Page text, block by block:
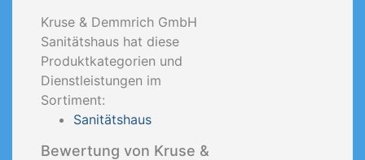
Kruse & Demmrich GmbH
Sanitätshaus hat diese
Produktkategorien und
Dienstleistungen im
Sortiment:
Sanitätshaus
Bewertung von Kruse &